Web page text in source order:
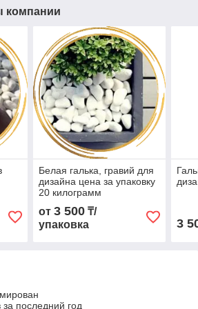
компании
Белая галька, гравий для
дизайна цена за упаковку
20 килограмм
от 3 500₸/
упаковка
3
последний год